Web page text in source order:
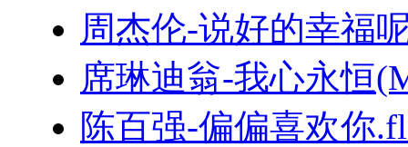
周杰伦-说好的幸福
席琳迪翁-我心永恒
陈百强-偏偏喜欢你